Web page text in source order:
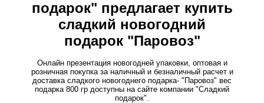
подарок" предлагает купить
сладкий новогодний
подарок "Паровоз"
Онлайн презентация новогодней упаковки, оптовая и
розничная покупка за наличный и безналичный расчет и
доставка сладкого новогоднего подарка- "Паровоз" вес
подарка 800 гр доступны на сайте компании "Сладкий
подарок".